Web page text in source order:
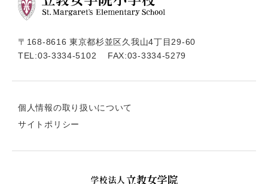
〒168-8616 東京都杉並区久我山4丁目29-60
TEL:03-3334-5102 FAX:03-3334-5279
個人情報の取り扱いについて
サイトポリシー